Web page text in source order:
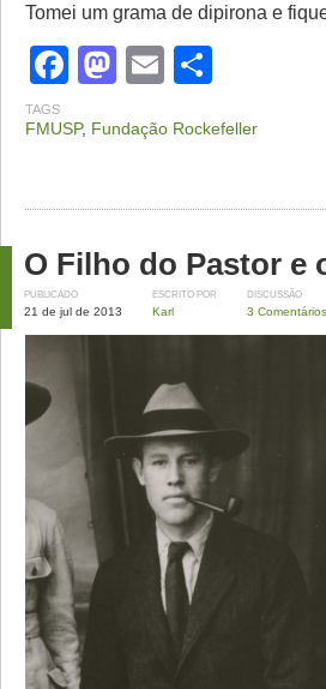
Tomei um grama de dipirona e
Facebook
Mastodon
Email
TAGS
FMUSP, Fundação Rockefeller
O Filho do Pastor e
PUBLICADO
21 de jul de 2013
ESCRITO POR
Karl
DISCUSSÃO
3 Comentários